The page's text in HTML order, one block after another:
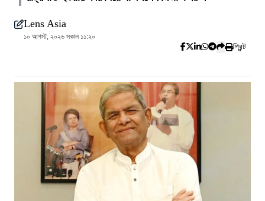
Lens Asia
১০ আগস্ট, ২০২৬ সকাল ১১:২০
প্রিন্ট